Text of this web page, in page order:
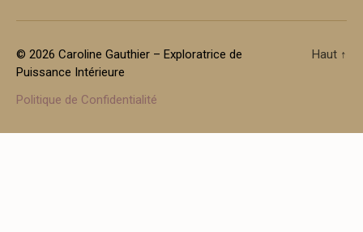
© 2026 Caroline Gauthier – Exploratrice de
Puissance Intérieure
Politique de Confidentialité
Haut ↑